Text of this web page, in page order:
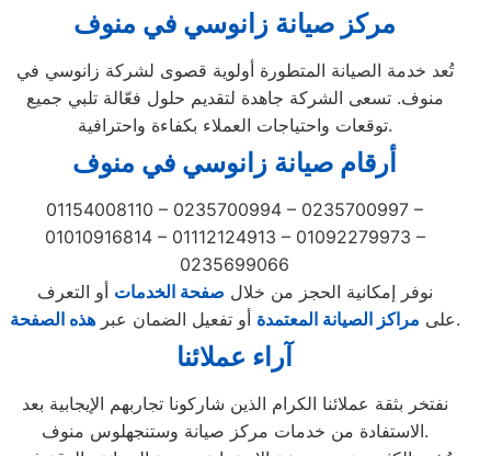
مركز صيانة زانوسي في منوف
تُعد خدمة الصيانة المتطورة أولوية قصوى لشركة زانوسي في
منوف. تسعى الشركة جاهدة لتقديم حلول فعّالة تلبي جميع
توقعات واحتياجات العملاء بكفاءة واحترافية.
أرقام صيانة زانوسي في منوف
01154008110 – 0235700994 – 0235700997 –
01010916814 – 01112124913 – 01092279973 –
0235699066
نوفر إمكانية الحجز من خلال صفحة الخدمات أو التعرف
على مراكز الصيانة المعتمدة أو تفعيل الضمان عبرهذه الصفحة .
آراء عملائنا
نفتخر بثقة عملائنا الكرام الذين شاركونا تجاربهم الإيجابية بعد
الاستفادة من خدمات مركز صيانة وستنجهلوس منوف.